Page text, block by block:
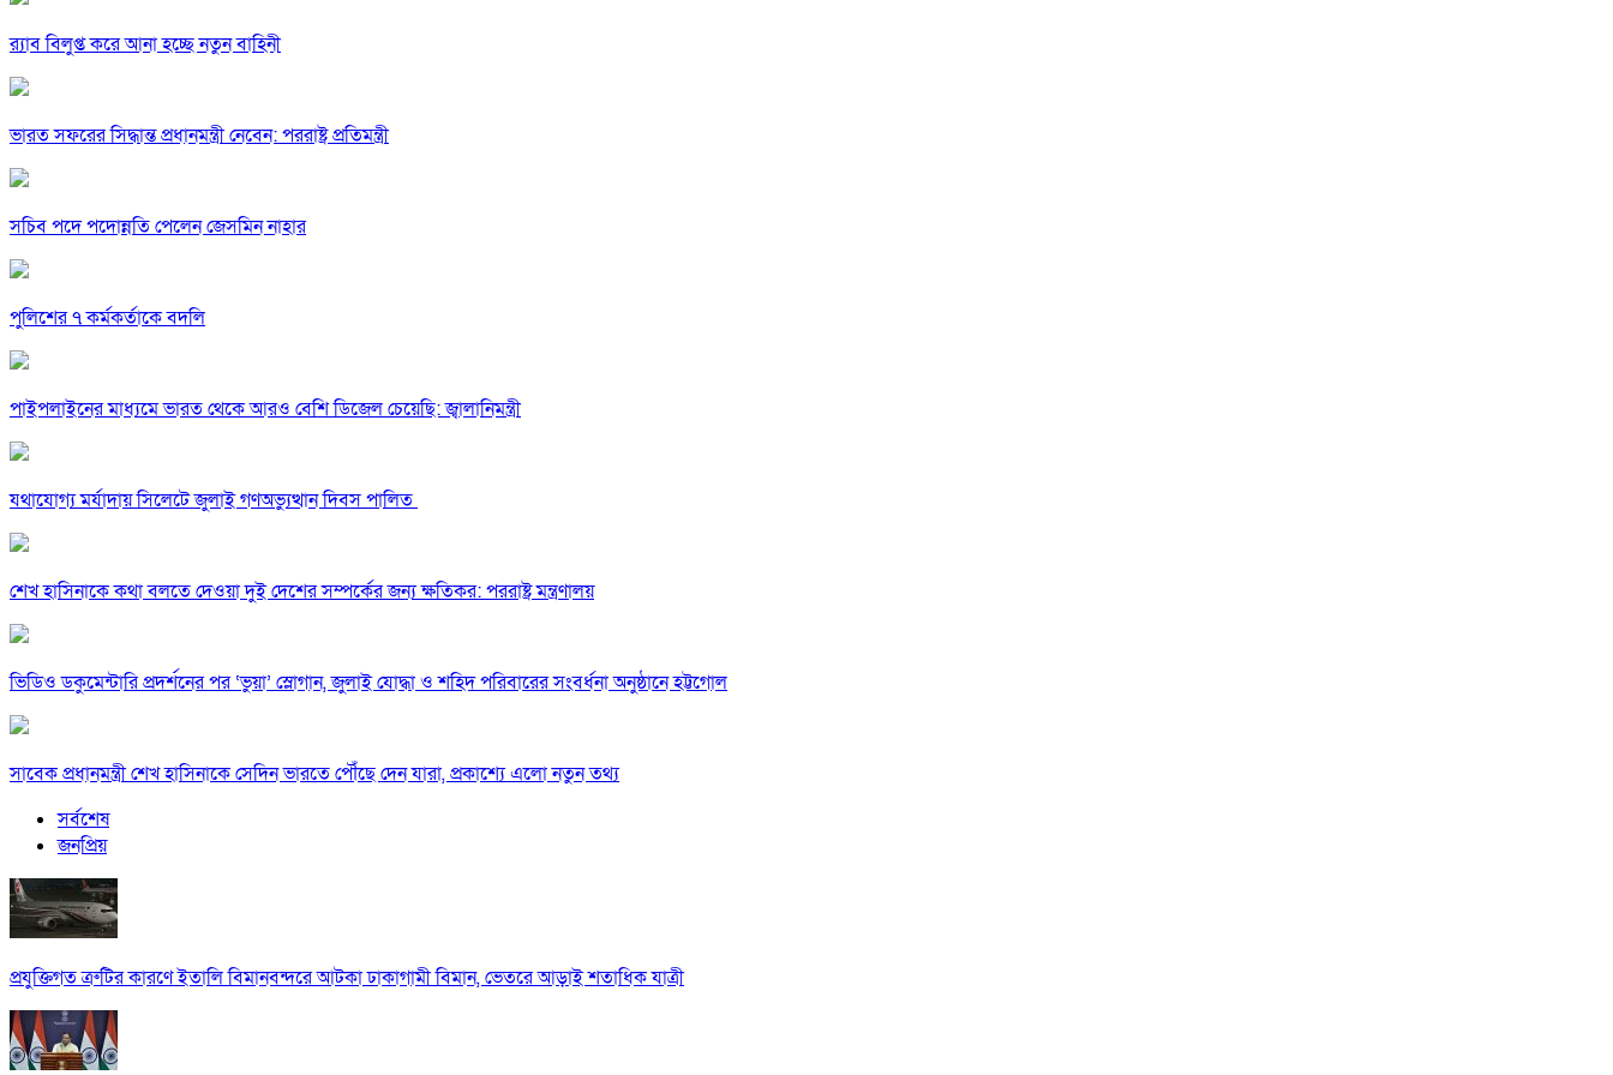
র‍্যাব বিলুপ্ত করে আনা হচ্ছে নতুন বাহিনী
ভারত সফরের সিদ্ধান্ত প্রধানমন্ত্রী নেবেন: পররাষ্ট্র প্রতিমন্ত্রী
সচিব পদে পদোন্নতি পেলেন জেসমিন নাহার
পুলিশের ৭ কর্মকর্তাকে বদলি
পাইপলাইনের মাধ্যমে ভারত থেকে আরও বেশি ডিজেল চেয়েছি: জ্বালানিমন্ত্রী
যথাযোগ্য মর্যাদায় সিলেটে জুলাই গণঅভ্যুত্থান দিবস পালিত
শেখ হাসিনাকে কথা বলতে দেওয়া দুই দেশের সম্পর্কের জন্য ক্ষতিকর: পররাষ্ট্র মন্ত্রণালয়
ভিডিও ডকুমেন্টারি প্রদর্শনের পর ‘ভুয়া’ স্লোগান, জুলাই যোদ্ধা ও শহিদ পরিবারের সংবর্ধনা অনুষ্ঠানে হট্টগোল
সাবেক প্রধানমন্ত্রী শেখ হাসিনাকে সেদিন ভারতে পৌঁছে দেন যারা, প্রকাশ্যে এলো নতুন তথ্য
সর্বশেষ
জনপ্রিয়
প্রযুক্তিগত ত্রুটির কারণে ইতালি বিমানবন্দরে আটকা ঢাকাগামী বিমান, ভেতরে আড়াই শতাধিক যাত্রী